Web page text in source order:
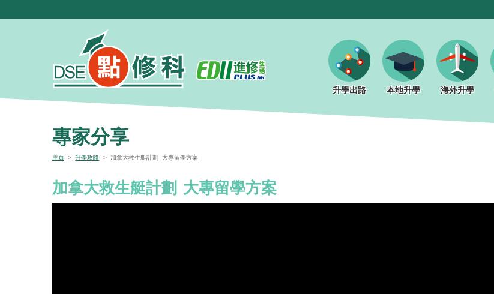
升學出路 本地升學 海外升學
專家分享
主頁 >升學攻略 > 加拿大救生艇計劃 大專留學方案
加拿大救生艇計劃 大專留學方案